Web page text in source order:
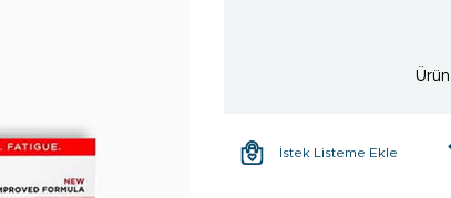
Ürün
İstek Listeme Ekle